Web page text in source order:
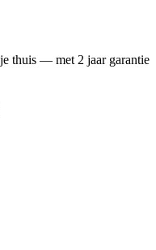
thuis — met 2 jaar garantie